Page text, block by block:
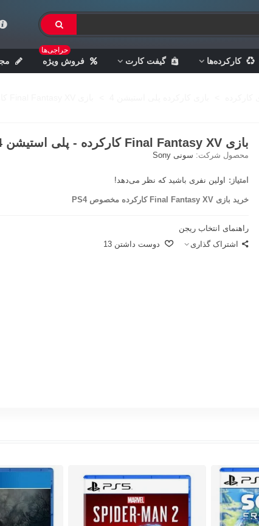
کارکرده‌ها گیفت کارت فروش ویژه
حراجی‌ها
بازی Final Fantasy XV کارکرده - پلی استیشن 4
محصول شرکت: سونی Sony
امتیاز: اولین نفری باشید که نظر می‌دهد!
خرید بازی Final Fantasy XV کارکرده مخصوص PS4
راهنمای انتخاب ریجن
اشتراک گذاری
دوست داشتن 13